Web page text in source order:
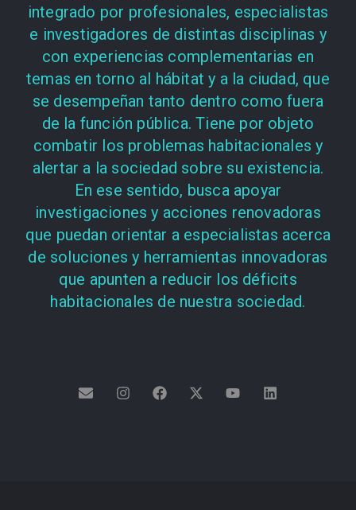
integrado por profesionales, especialistas
e investigadores de distintas disciplinas y
con experiencias complementarias en
temas en torno al hábitat y a la ciudad, que
se desempeñan tanto dentro como fuera
de la función pública. Tiene por objeto
combatir los problemas habitacionales y
alertar a la sociedad sobre su existencia.
En ese sentido, busca apoyar
investigaciones y acciones renovadoras
que puedan orientar a especialistas acerca
de soluciones y herramientas innovadoras
que apunten a reducir los déficits
habitacionales de nuestra sociedad.